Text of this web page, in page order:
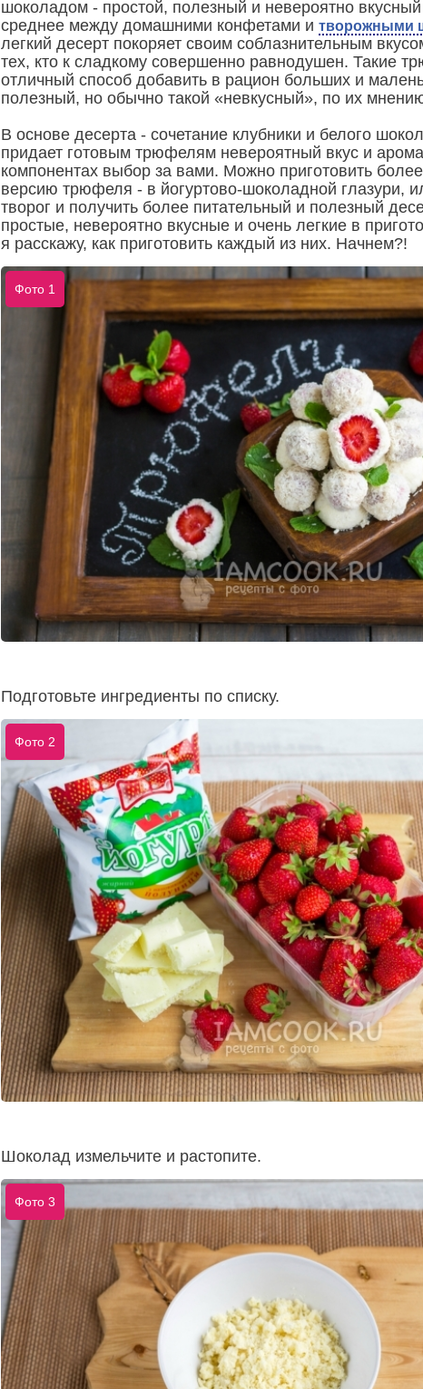
шоколадом - простой, полезный и невероятно вкусный
среднее между домашними конфетами и творожными
легкий десерт покоряет своим соблазнительным
тех, кто к сладкому совершенно равнодушен. Такие
отличный способ добавить в рацион больших и
полезный, но обычно такой «невкусный», по их
В основе десерта - сочетание клубники и белого
придает готовым трюфелям невероятный вкус и
компонентах выбор за вами. Можно приготовить
версию трюфеля - в йогуртово-шоколадной глазури,
творог и получить более питательный и полезный
простые, невероятно вкусные и очень легкие в
я расскажу, как приготовить каждый из них. Начнем?!
Фото 1
Подготовьте ингредиенты по списку.
Фото 2
Шоколад измельчите и растопите.
Фото 3